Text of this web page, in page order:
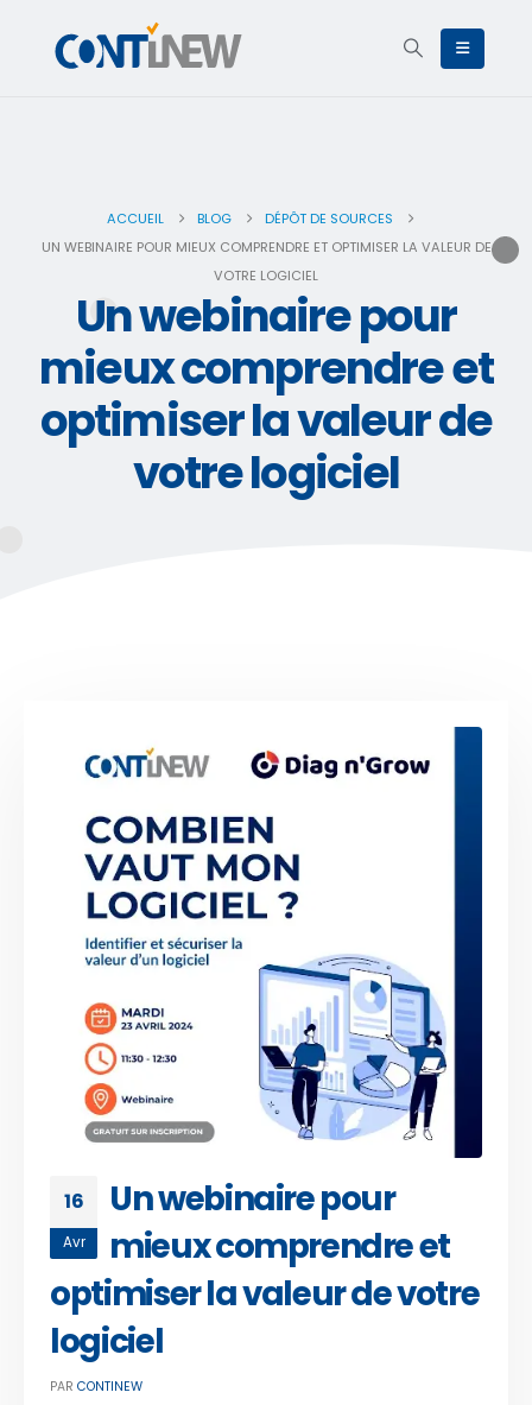
ACCUEIL BLOG
DÉPÔT DE SOURCES
UN WEBINAIRE POUR MIEUX COMPRENDRE ET OPTIMISER LA VALEUR DE
VOTRE LOGICIEL
Un webinaire pour
mieux comprendre et
optimiser la valeur de
votre logiciel
16
Avr
Un webinaire pour
mieux comprendre et
optimiser la valeur de votre
logiciel
PAR CONTINEW